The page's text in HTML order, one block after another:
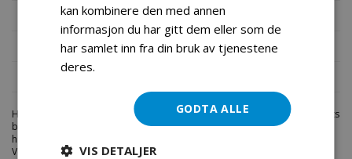
Mer informasjon
Produktomtaler
Fil vedlegg
Hos engrosservice.no får du kjøpt forgasser crosser50cc
til markedets
beste priser. Bestill en
motorcrosser-deleri dag fra Engros Service. Vi
har et stort utvalg av produkter innen: Hjem, sport og fritids segmentet.
Velkommen skal du være.
kan kombinere den med annen
informasjon du har gitt dem eller som de
har samlet inn fra din bruk av tjenestene
deres.
GODTA ALLE
VIS DETALJER